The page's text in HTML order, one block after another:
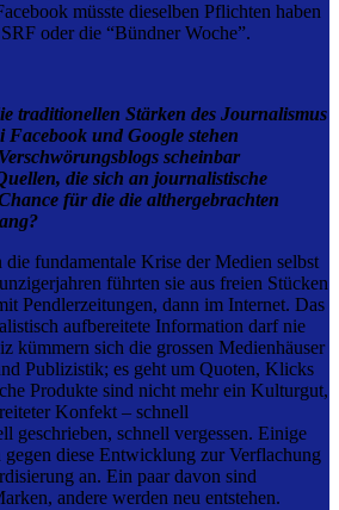
müsste dieselben Pflichten haben
oder die “Bündner Woche”.
traditionellen Stärken des Journalismus
Facebook und Google stehen
scheinbar
die sich an journalistische
für die die althergebrachten
fundamentale Krise der Medien selbst
führten sie aus freien Stücken
Pendlerzeitungen, dann im Internet. Das
aufbereitete Information darf nie
kümmern sich die grossen Medienhäuser
Publizistik; es geht um Quoten, Klicks
Produkte sind nicht mehr ein Kulturgut,
Konfekt – schnell
geschrieben, schnell vergessen. Einige
diese Entwicklung zur Verflachung
an. Ein paar davon sind
andere werden neu entstehen.